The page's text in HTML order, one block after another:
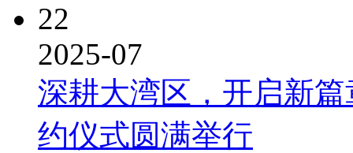
22
2025-07
深耕大湾区，开启新
约仪式圆满举行